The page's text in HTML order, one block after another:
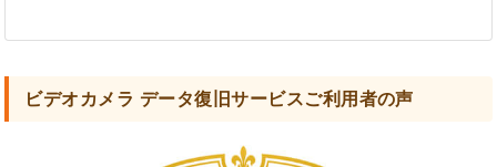
ビデオカメラ データ復旧サービスご利用者の声